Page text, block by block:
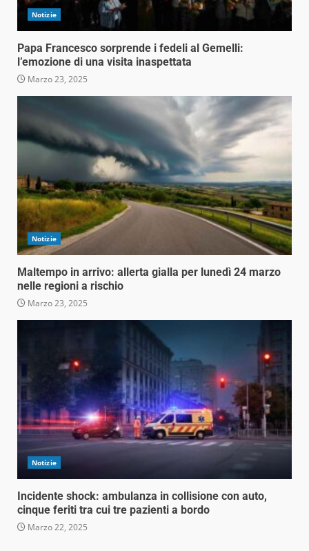
Notizie
Papa Francesco sorprende i fedeli al Gemelli:
l’emozione di una visita inaspettata
Marzo 23, 2025
Notizie
Maltempo in arrivo: allerta gialla per lunedì 24 marzo
nelle regioni a rischio
Marzo 23, 2025
Notizie
Incidente shock: ambulanza in collisione con auto,
cinque feriti tra cui tre pazienti a bordo
Marzo 22, 2025